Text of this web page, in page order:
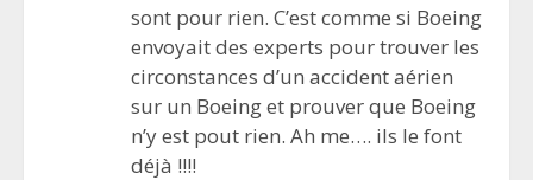
sont pour rien. C’est comme si Boeing
envoyait des experts pour trouver les
circonstances d’un accident aérien
sur un Boeing et prouver que Boeing
n’y est pout rien. Ah me…. ils le font
déjà !!!!